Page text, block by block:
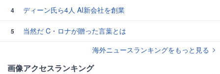
4 ディーン氏ら4人 AI新会社を創業
5
当然だ C・ロナが贈った言葉とは
海外ニュースランキングをもっと見る
画像アクセスランキング